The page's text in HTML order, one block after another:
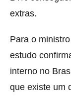
extras.
Para o
estudo
interno no
que existe um